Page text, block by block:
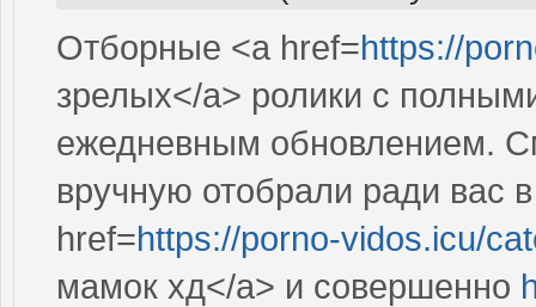
Отборные <a href=https://
зрелых</a> ролики с
ежедневным обновлением.
вручную отобрали ради вас
href=https://porno-vidos.icu/
мамок хд</a> и совершенно